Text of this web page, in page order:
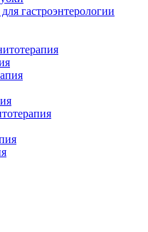
гастроэнтерологии